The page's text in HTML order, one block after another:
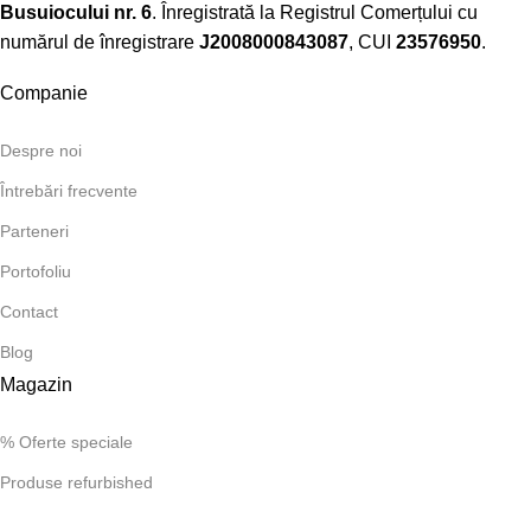
Busuiocului nr. 6. Înregistrată la Registrul Comerțului cu
numărul de înregistrare J2008000843087, CUI 23576950.​
Companie
Despre noi
Întrebări frecvente
Parteneri
Portofoliu
Contact
Blog
Magazin
% Oferte speciale
Produse refurbished